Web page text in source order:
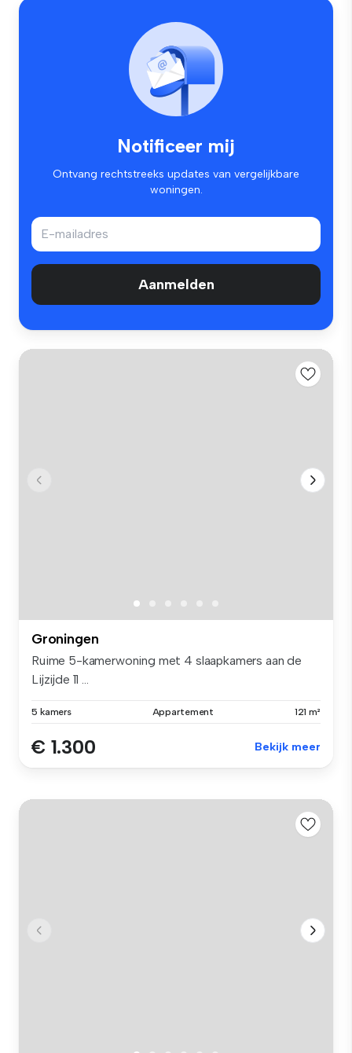
Notificeer mij
Ontvang rechtstreeks updates van vergelijkbare
woningen.
Aanmelden
Groningen
Ruime 5-kamerwoning met 4 slaapkamers aan de
Lijzijde 11 ...
5 kamers Appartement 121 m²
€ 1.300 Bekijk meer